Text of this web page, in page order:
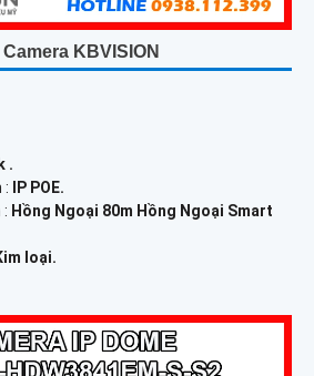
KBVISION
.
:
IP POE.
Hồng Ngoại 80m Hồng Ngoại Smart
loại.